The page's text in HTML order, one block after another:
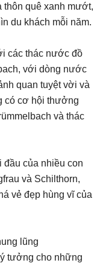
thôn quê xanh mướt,
du khách mỗi năm.
các thác nước đồ
với dòng nước
quan tuyệt vời và
có cơ hội thưởng
và thác
đầu của nhiều con
và Schilthorn,
vẻ đẹp hùng vĩ của
lũng
tưởng cho những